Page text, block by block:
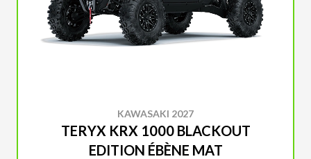
KAWASAKI 2027
TERYX KRX 1000 BLACKOUT
EDITION ÉBÈNE MAT